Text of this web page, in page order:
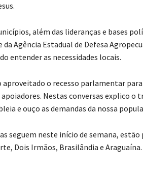
além das lideranças e bases
da Agência Estadual de Defesa
entender as necessidades locais.
aproveitado o recesso parlamentar
apoiadores. Nestas conversas explico o
e ouço as demandas da nossa
seguem neste início de semana,
Dois Irmãos, Brasilândia e Araguaína.